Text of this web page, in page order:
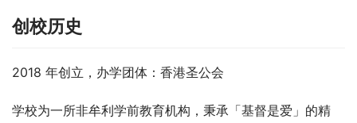
创校历史
2018 年创立，办学团体：香港圣公会
学校为一所非牟利学前教育机构，秉承「基督是爱」的精